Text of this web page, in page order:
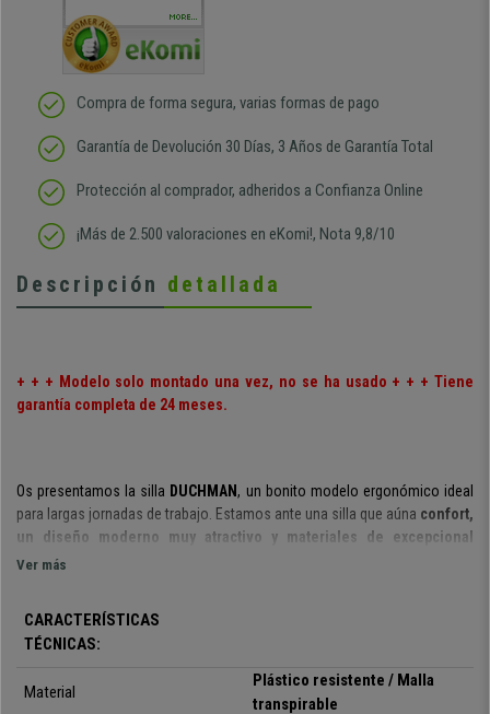
MORE...
Compra de forma segura, varias formas de pago
Garantía de Devolución 30 Días, 3 Años de Garantía Total
Protección al comprador, adheridos a Confianza Online
¡Más de 2.500 valoraciones en eKomi!, Nota 9,8/10
Descripción detallada
+ + + Modelo solo montado una vez, no se ha usado + + + Tiene
garantía completa de 24 meses.
Ospresentamos la silla DUCHMAN, un bonito modelo ergonómico ideal
para largas jornadas de trabajo. Estamos ante una silla que aúna confort,
un diseño moderno muy atractivo y materiales de excepcional
calidad.
ofrece. Se debe principalmente a su
ajustesde los que dispone. Por lo tanto estamos ante una silla
es perfecto para poder mantener una correcta
Ver más
CARACTERÍSTICAS
TÉCNICAS:
Material
Plástico resistente / Malla
transpirable